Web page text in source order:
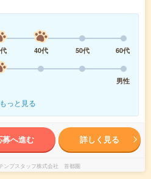
40代 50代
60代
男性
もっと見る
募へ進む 詳しく見る
ンプスタッフ株式会社 首都圏